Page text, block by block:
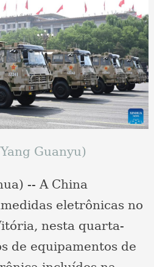
Guanyu)
-- A China
eletrônicas no
nesta quarta-
de equipamentos de